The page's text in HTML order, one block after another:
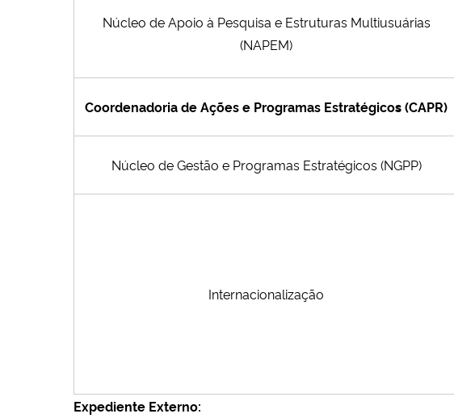
Núcleo de Apoio à Pesquisa e Estruturas Multiusuárias
(NAPEM)
Coordenadoria de Ações e Programas Estratégicos(CAPR)
Núcleo de Gestão e Programas Estratégicos(NGPP)
Internacionalização
Expediente Externo: